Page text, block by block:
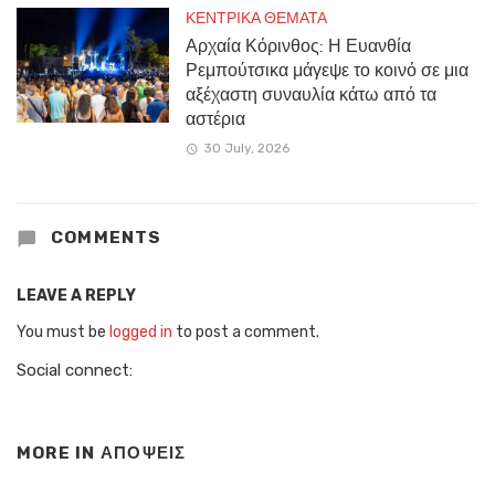
ΚΕΝΤΡΙΚΑ ΘΕΜΑΤΑ
Αρχαία Κόρινθος: Η Ευανθία
Ρεμπούτσικα μάγεψε το κοινό σε μια
αξέχαστη συναυλία κάτω από τα
αστέρια
30 July, 2026
COMMENTS
LEAVE A REPLY
You must be logged in to post a comment.
Social connect:
MORE IN ΑΠΟΨΕΙΣ